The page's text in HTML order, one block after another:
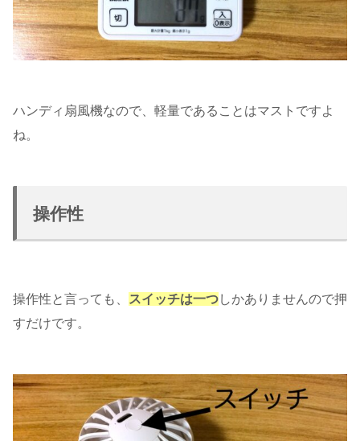
ハンディ扇風機なので、軽量であることはマストですよ
ね。
操作性
操作性と言っても、 スイッチは一つしかありませんので押
すだけです。